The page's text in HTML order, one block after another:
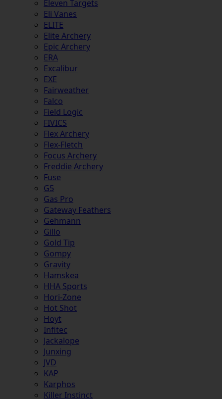
Eleven Targets
Eli Vanes
ELITE
Elite Archery
Epic Archery
ERA
Excalibur
EXE
Fairweather
Falco
Field Logic
FIVICS
Flex Archery
Flex-Fletch
Focus Archery
Freddie Archery
Fuse
G5
Gas Pro
Gateway Feathers
Gehmann
Gillo
Gold Tip
Gompy
Gravity
Hamskea
HHA Sports
Hori-Zone
Hot Shot
Hoyt
Infitec
Jackalope
Junxing
JVD
KAP
Karphos
Killer Instinct